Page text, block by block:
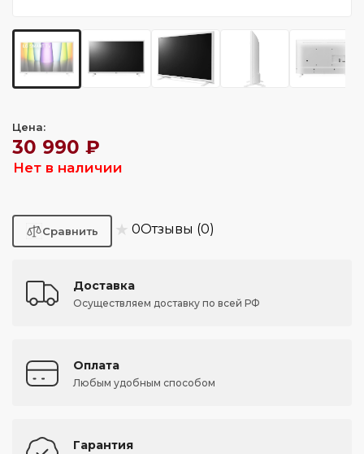
Цена:
30 990 ₽
Нет в наличии
★ 0Отзывы (0)
Доставка
Осуществляем доставку по всей РФ
Оплата
Любым удобным способом
Гарантия